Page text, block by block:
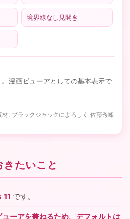
境界線なし見開き
漫画ビューアとしての基本表示で
材: ブラックジャックによろしく 佐藤秀峰
たいこと
11 です。
ーアを兼ねるため、デフォルトは